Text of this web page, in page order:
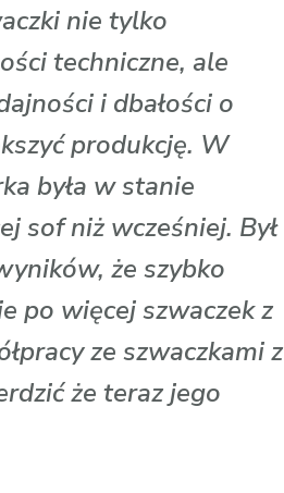
nie tylko
techniczne, ale
i dbałości o
produkcję. W
była w stanie
sof niż wcześniej. Był
że szybko
po więcej szwaczek z
ze szwaczkami z
że teraz jego